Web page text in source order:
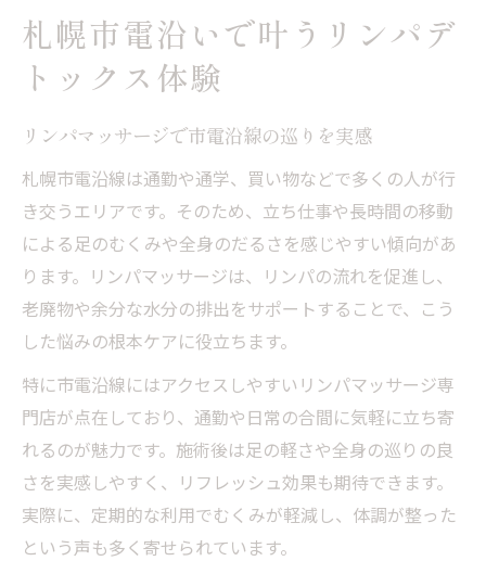
むくみや疲れを流すリンパマッサージ術
むくみに効果的なリンパマッサージ方法解
説
リンパマッサージで疲労回復を実感する秘
日々のケアに役立つリンパマッサージの流
れ
札幌のオイルリンパマッサージ活用術
全力ストレッチ×リンパマッサージの相乗
効果
リンパマッサージで始める体質改善の第一
デトックスケアで巡りを高める具体的方法
リンパマッサージのリラクゼーション効果
とは
札幌市電沿いで叶うリンパデ
トックス体験
リンパマッサージで市電沿線の巡りを実感
札幌市電沿線は通勤や通学、買い物などで多くの人が行
き交うエリアです。そのため、立ち仕事や長時間の移動
による足のむくみや全身のだるさを感じやすい傾向があ
ります。リンパマッサージは、リンパの流れを促進し、
老廃物や余分な水分の排出をサポートすることで、こう
した悩みの根本ケアに役立ちます。
特に市電沿線にはアクセスしやすいリンパマッサージ専
門店が点在しており、通勤や日常の合間に気軽に立ち寄
れるのが魅力です。施術後は足の軽さや全身の巡りの良
さを実感しやすく、リフレッシュ効果も期待できます。
実際に、定期的な利用でむくみが軽減し、体調が整った
という声も多く寄せられています。